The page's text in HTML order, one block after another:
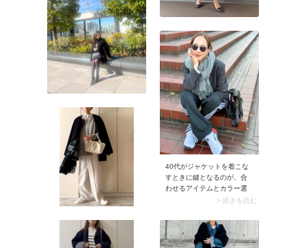
40代がジャケットを着こな
すときに鍵となるのが、合
わせるアイテムとカラー選
び。服はカジュアルかつブ
などシックな色をセレク
ト。こうすることでジャケ
ットの上品さと落ち着き感
> 続きを読む